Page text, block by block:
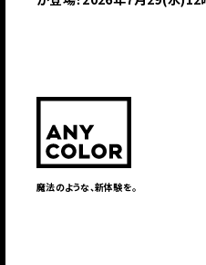
魔法のような、新体験を。